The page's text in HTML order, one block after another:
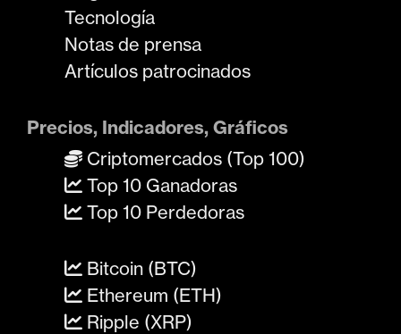
Tecnología
Notas de prensa
Artículos patrocinados
Precios, Indicadores, Gráficos
Criptomercados (Top 100)
Top 10 Ganadoras
Top 10 Perdedoras
Bitcoin (BTC)
Ethereum (ETH)
Ripple (XRP)